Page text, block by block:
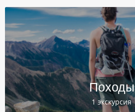
Походы
1 экскурсия